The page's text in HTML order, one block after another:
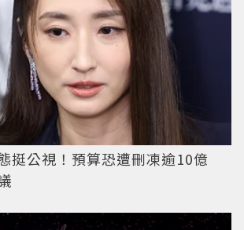
挺公視！預算恐遭刪凍逾10億